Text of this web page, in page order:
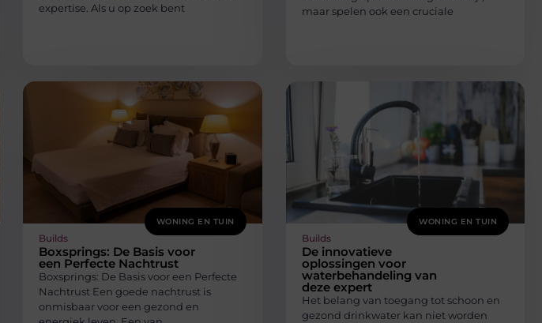
expertise. Als u op zoek bent
maar spelen ook een cruciale
WONING EN TUIN
Builds
Boxsprings: De Basis voor
een Perfecte Nachtrust
Boxsprings: De Basis voor een Perfecte
Nachtrust Een goede nachtrust is
onmisbaar voor een gezond en
WONING EN TUIN
Builds
De innovatieve
oplossingen voor
waterbehandeling van
deze expert
Het belang van toegang tot schoon en
gezond drinkwater kan niet worden